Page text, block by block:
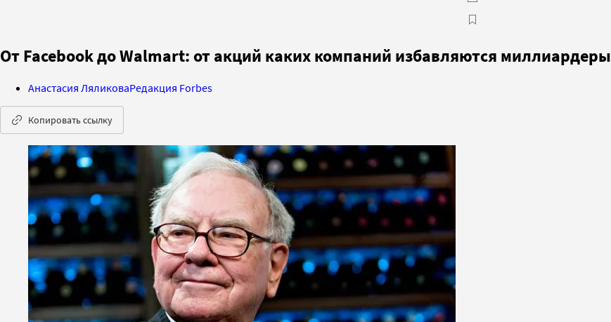
От Facebook до Walmart: от акций каких компаний избавляются миллиардеры
Анастасия ЛяликоваРедакция Forbes
Копировать ссылку